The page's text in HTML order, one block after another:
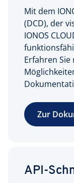
Mit dem
(DCD), der
IONOS
Erfahren
Zur
API-